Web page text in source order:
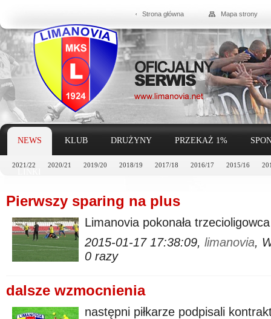
Strona główna Mapa strony
NEWS
2021/22 2020/21 2019/20 2018/19 2017/18 2016/17 2015/16
KLUB DRUŻYNY PRZEKAŻ 1%
Pierwszy sparing na plus
Limanovia pokonała trzecioligowca
2015-01-17 17:38:09, limanovia,
0 razy
dalsze wzmocnienia
następni piłkarze podpisali